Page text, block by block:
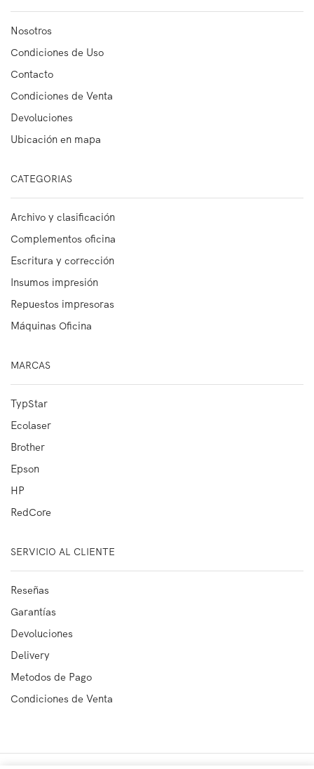
Nosotros
Condiciones de Uso
Contacto
Condiciones de Venta
Devoluciones
Ubicación en mapa
CATEGORIAS
Archivo y clasificación
Complementos oficina
Escritura y corrección
Insumos impresión
Repuestos impresoras
Máquinas Oficina
MARCAS
TypStar
Ecolaser
Brother
Epson
HP
RedCore
SERVICIO AL CLIENTE
Reseñas
Garantías
Devoluciones
Delivery
Metodos de Pago
Condiciones de Venta